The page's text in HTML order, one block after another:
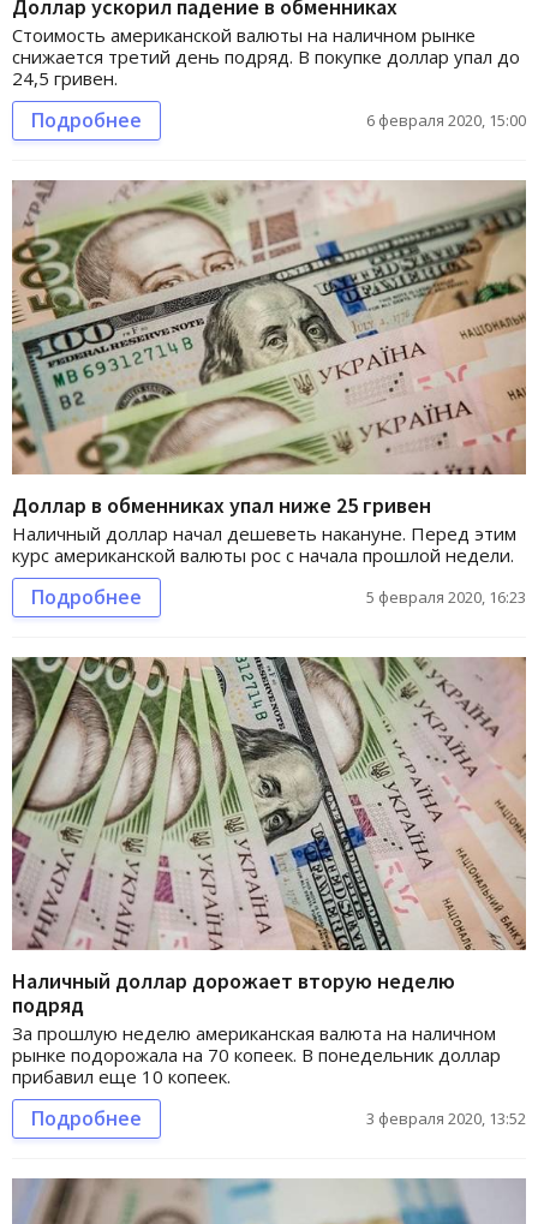
Доллар ускорил падение в обменниках
Стоимость американской валюты на наличном рынке
снижается третий день подряд. В покупке доллар упал до
24,5 гривен.
Подробнее 6 февраля 2020, 15:00
Доллар в обменниках упал ниже 25 гривен
Наличный доллар начал дешеветь накануне. Перед этим
курс американской валюты рос с начала прошлой недели.
Подробнее 5 февраля 2020, 16:23
Наличный доллар дорожает вторую неделю
подряд
За прошлую неделю американская валюта на наличном
рынке подорожала на 70 копеек. В понедельник доллар
прибавил еще 10 копеек.
Подробнее 3 февраля 2020, 13:52